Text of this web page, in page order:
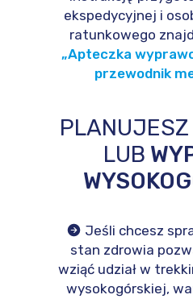
ekspedycyjnej i
ratunkowego
„Apteczka
przewodnik
PLANUJESZ
LUB
Jeśli chcesz
stan zdrowia
wziąć udział w
wysokogórskiej,